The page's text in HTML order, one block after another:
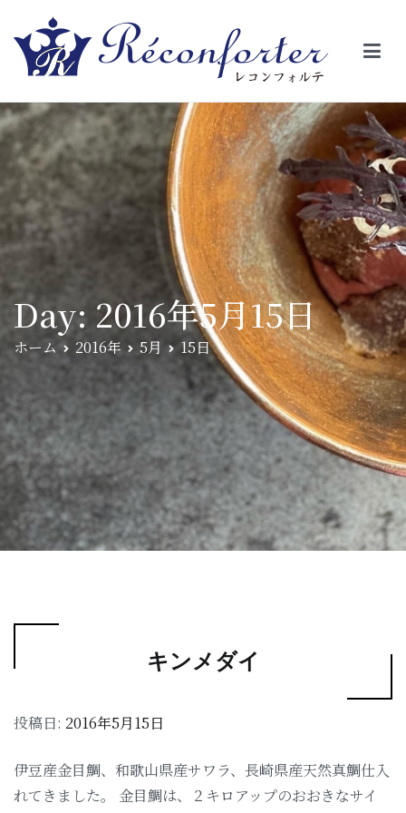
【レコンフォルテ】吹田・千里山/フレンチ（フラ
ンス料理）
絵の様に見える。そんな空間で、ゆっくり素材そのものの旨さを閉
じ込めたフレンチを・・・・・。
Day: 2016年5月15日
ホーム 2016年 5月 15日
キンメダイ
投稿日: 2016年5月15日
伊豆産金目鯛、和歌山県産サワラ、長崎県産天然真鯛仕入
れてきました。 金目鯛は、２キロアップのおおきなサイ